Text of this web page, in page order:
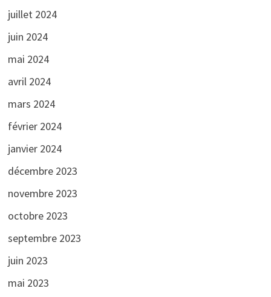
juillet 2024
juin 2024
mai 2024
avril 2024
mars 2024
février 2024
janvier 2024
décembre 2023
novembre 2023
octobre 2023
septembre 2023
juin 2023
mai 2023